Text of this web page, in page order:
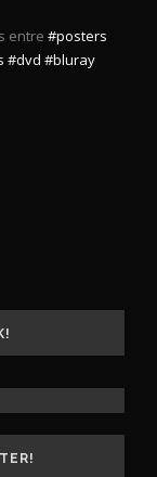
entre #posters
#dvd #bluray